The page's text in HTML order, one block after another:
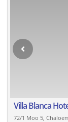
Villa Blanca
72/1 Moo 5,